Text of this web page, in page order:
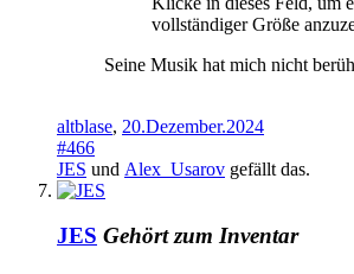
vollständiger Größe
Seine Musik hat mich nicht
altblase, 20.Dezember.2024
#466
JES und Alex_Usarov gefällt das.
JES Gehört zum Inventar